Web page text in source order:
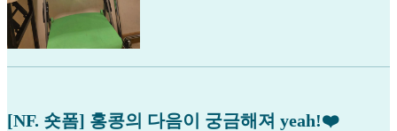
[NF. 숏폼] 홍콩의 다음이 궁금해져 yeah!❤️